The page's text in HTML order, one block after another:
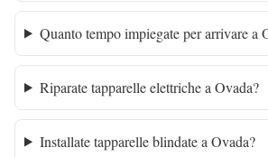
Quanto tempo impiegate per arrivare a
Riparate tapparelle elettriche a Ovada?
Installate tapparelle blindate a Ovada?